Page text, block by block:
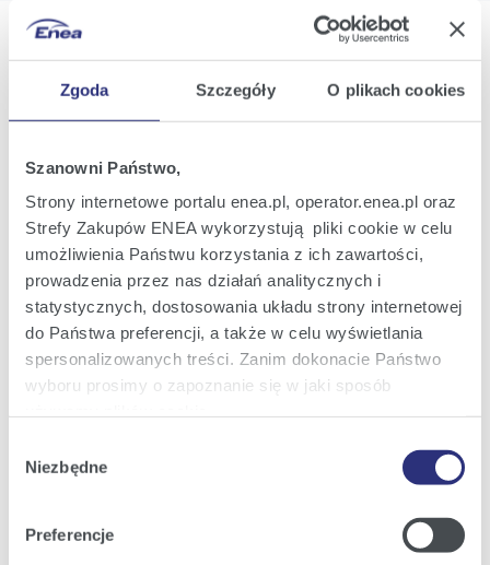
Zgoda Szczegóły O plikach cookies
Szanowni Państwo,
Strony internetowe portalu enea.pl, operator.enea.pl oraz
Strefy Zakupów ENEA wykorzystują pliki cookie w celu
umożliwienia Państwu korzystania z ich zawartości,
prowadzenia przez nas działań analitycznych i
statystycznych, dostosowania układu strony internetowej
do Państwa preferencji, a także w celu wyświetlania
spersonalizowanych treści. Zanim dokonacie Państwo
wyboru prosimy o zapoznanie się w jaki sposób
Szczegółowe informacje na ten temat znajdziecie
Polityce
zgody
Niezbędne
Preferencje
Oferta
Oferta dla domu
Oferta dla Małych firm
Oferta dla Biznesu
Zielona energia Dla domu
Zielona energia dla Małych firm
Instytucje publiczne
Podmioty współpracujące
eBOK